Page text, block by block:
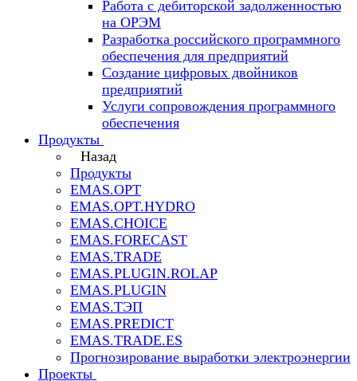
Работа с дебиторской задолженностью
на ОРЭМ
Разработка российского программного
обеспечения для предприятий
Создание цифровых двойников
предприятий
Услуги сопровождения программного
обеспечения
Продукты
Назад
Продукты
EMAS.OPT
EMAS.OPT.HYDRO
EMAS.CHOICE
EMAS.FORECAST
EMAS.TRADE
EMAS.PLUGIN.ROLAP
EMAS.PLUGIN
EMAS.ТЭП
EMAS.PREDICT
EMAS.TRADE.ES
Прогнозирование выработки электроэнергии
Проекты